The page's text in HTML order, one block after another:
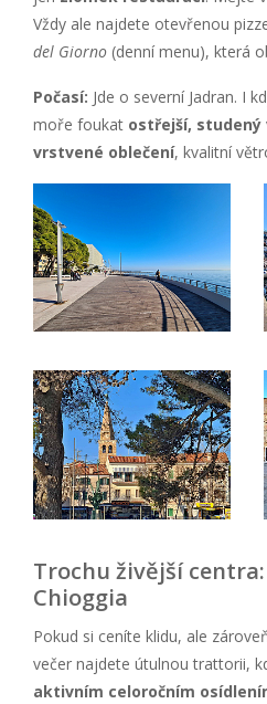
Vždy ale najdete otevřenou
del Giorno (denní menu), která
Počasí: Jde o severní Jadran. I
moře foukat ostřejší,
vrstvené oblečení, kvalitní
Trochu živější
Chioggia
Pokud si ceníte klidu, ale
večer najdete útulnou trattorii,
aktivním celoročním